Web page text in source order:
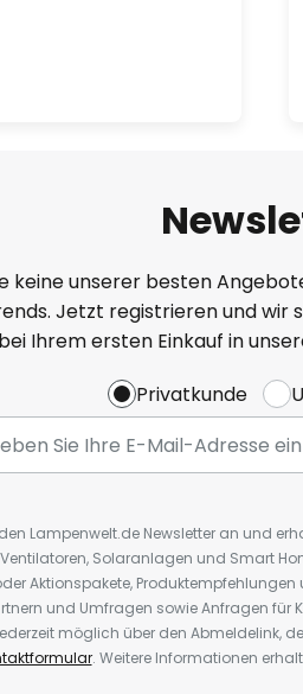
keine unserer besten
Jetzt registrieren und wir
Ihrem ersten Einkauf in
Privatkunde
Lampenwelt.de Newsletter an und
Solaranlagen und Smart
Aktionspakete,
und Umfragen sowie Anfragen für
möglich über den Abmeldelink,
. Weitere Informationen